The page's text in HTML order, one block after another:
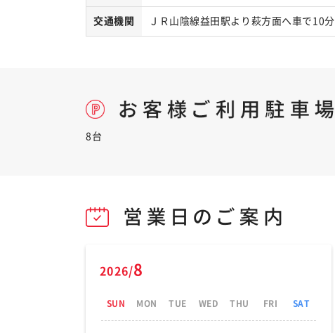
交通機関 ＪＲ山陰線益田駅より萩方面へ車で10分
8台
2026/8
SUN MON TUE WED THU FRI SAT